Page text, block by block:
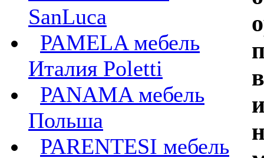
SanLuca
PAMELA мебель
Италия Poletti
PANAMA мебель
Польша
PARENTESI мебель